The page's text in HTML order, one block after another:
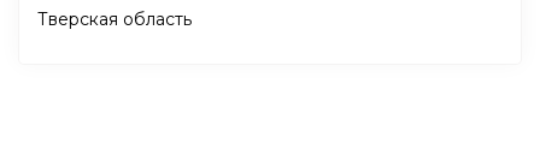
Тверская область